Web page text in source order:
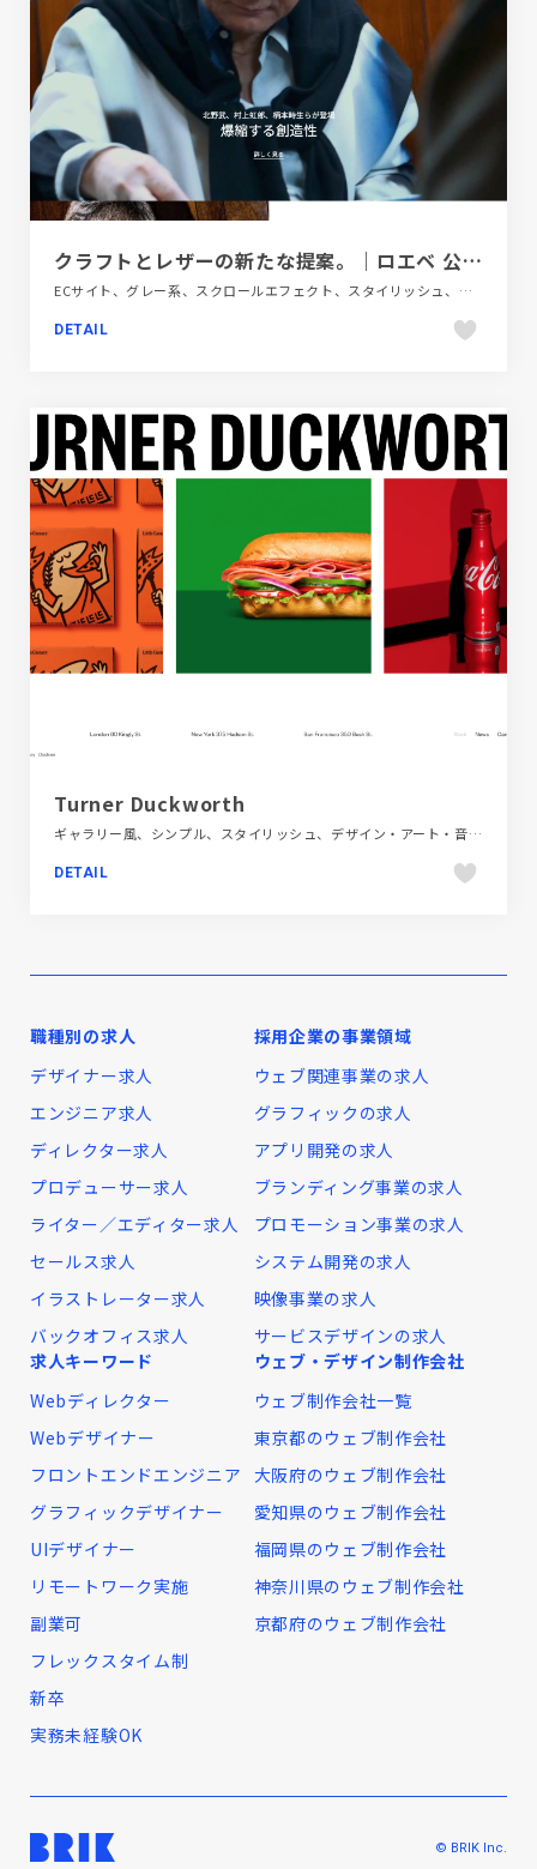
クラフトとレザーの新たな提案。｜ロエベ 公式サイト
ECサイト、グレー系、スクロールエフェクト、スタイリッシュ、ダイナミック、ファッション・ビューティー、ホワイト系、モーション多め、大きめ写真
DETAIL
Turner Duckworth
ギャラリー風、シンプル、スタイリッシュ、デザイン・アート・音楽・文芸、ブランド・サービスサイト、ホワイト系、ポップ、大きめ写真、海外サイト
DETAIL
職種別の求人
デザイナー求人
エンジニア求人
ディレクター求人
プロデューサー求人
ライター／エディター求人
セールス求人
イラストレーター求人
バックオフィス求人
採用企業の事業領域
ウェブ関連事業の求人
グラフィックの求人
アプリ開発の求人
ブランディング事業の求人
プロモーション事業の求人
システム開発の求人
映像事業の求人
サービスデザインの求人
求人キーワード
Webディレクター
Webデザイナー
フロントエンドエンジニア
グラフィックデザイナー
UIデザイナー
リモートワーク実施
副業可
フレックスタイム制
新卒
実務未経験OK
ウェブ・デザイン制作会社
ウェブ制作会社一覧
東京都のウェブ制作会社
大阪府のウェブ制作会社
愛知県のウェブ制作会社
福岡県のウェブ制作会社
神奈川県のウェブ制作会社
京都府のウェブ制作会社
© BRIK Inc.